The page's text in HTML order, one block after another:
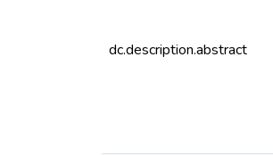
dc.description.abstract